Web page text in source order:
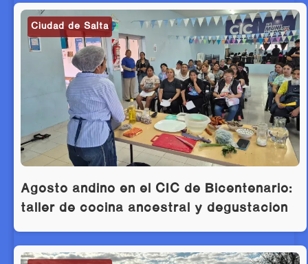
Ciudad de Salta
Agosto andino en el CIC de Bicentenario:
taller de cocina ancestral y degustación